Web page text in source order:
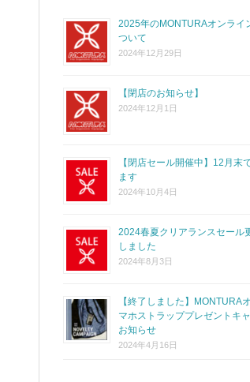
2025年のMONTURAオンライ
ついて
2024年12月29日
【閉店のお知らせ】
2024年12月1日
【閉店セール開催中】12月末
ます
2024年10月4日
2024春夏クリアランスセール
しました
2024年8月3日
【終了しました】MONTURA
マホストラッププレゼントキ
お知らせ
2024年4月16日